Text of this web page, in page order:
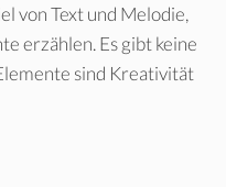
von Text und Melodie,
erzählen. Es gibt keine
sind Kreativität